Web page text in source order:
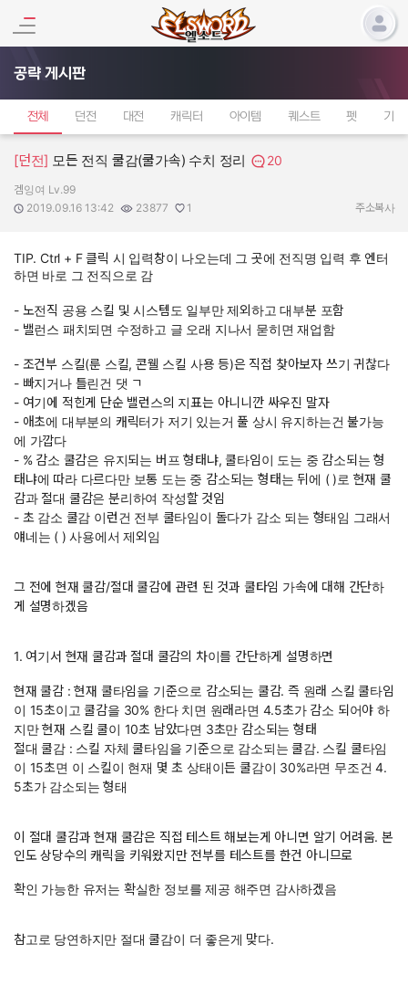
공략 게시판
전체 던전 대전 캐릭터 아이템 퀘스트 펫 기타
[던전] 모든 전직 쿨감(쿨가속) 수치 정리 20
작성자:
겜잉여 Lv.99
작성일:
2019.09.16 13:42
조회수:
23877
추천수:
1 주소복사
TIP. Ctrl + F 클릭 시 입력창이 나오는데 그 곳에 전직명 입력 후 엔터
하면 바로 그 전직으로 감
- 노전직 공용 스킬 및 시스템도 일부만 제외하고 대부분 포함
- 밸런스 패치되면 수정하고 글 오래 지나서 묻히면 재업함
- 조건부 스킬(룬 스킬, 콘웰 스킬 사용 등)은 직접 찾아보자 쓰기 귀찮다
- 빠지거나 틀린건 댓 ㄱ
- 여기에 적힌게 단순 밸런스의 지표는 아니니깐 싸우진 말자
- 애초에 대부분의 캐릭터가 저기 있는거 풀 상시 유지하는건 불가능
에 가깝다
- % 감소 쿨감은 유지되는 버프 형태냐, 쿨타임이 도는 중 감소되는 형
태냐에 따라 다르다만 보통 도는 중 감소되는 형태는 뒤에 ( )로 현재 쿨
감과 절대 쿨감은 분리하여 작성할 것임
- 초 감소 쿨감 이런건 전부 쿨타임이 돌다가 감소 되는 형태임 그래서
얘네는 ( ) 사용에서 제외임
그 전에 현재 쿨감/절대 쿨감에 관련 된 것과 쿨타임 가속에 대해 간단하
게 설명하겠음
1. 여기서 현재 쿨감과 절대 쿨감의 차이를 간단하게 설명하면
현재 쿨감 : 현재 쿨타임을 기준으로 감소되는 쿨감. 즉 원래 스킬 쿨타임
이 15초이고 쿨감을 30% 한다 치면 원래라면 4.5초가 감소 되어야 하
지만 현재 스킬 쿨이 10초 남았다면 3초만 감소되는 형태
절대 쿨감 : 스킬 자체 쿨타임을 기준으로 감소되는 쿨감. 스킬 쿨타임
이 15초면 이 스킬이 현재 몇 초 상태이든 쿨감이 30%라면 무조건 4.
5초가 감소되는 형태
이 절대 쿨감과 현재 쿨감은 직접 테스트 해보는게 아니면 알기 어려움. 본
인도 상당수의 캐릭을 키워왔지만 전부를 테스트를 한건 아니므로
확인 가능한 유저는 확실한 정보를 제공 해주면 감사하겠음
참고로 당연하지만 절대 쿨감이 더 좋은게 맞다.